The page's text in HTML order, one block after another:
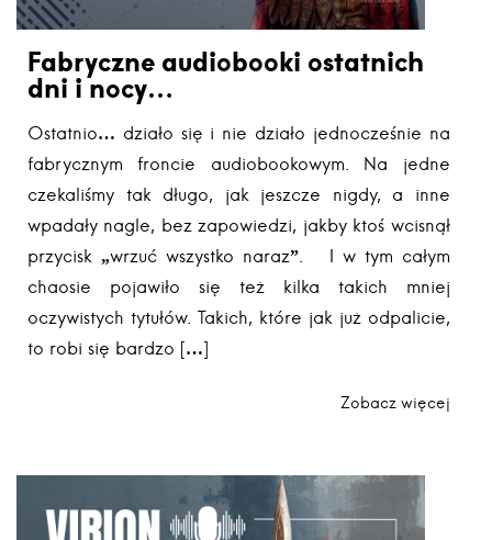
Fabryczne audiobooki ostatnich
dni i nocy…
Ostatnio… działo się i nie działo jednocześnie na
fabrycznym froncie audiobookowym. Na jedne
czekaliśmy tak długo, jak jeszcze nigdy, a inne
wpadały nagle, bez zapowiedzi, jakby ktoś wcisnął
przycisk „wrzuć wszystko naraz”. I w tym całym
chaosie pojawiło się też kilka takich mniej
oczywistych tytułów. Takich, które jak już odpalicie,
to robi się bardzo […]
Zobacz więcej